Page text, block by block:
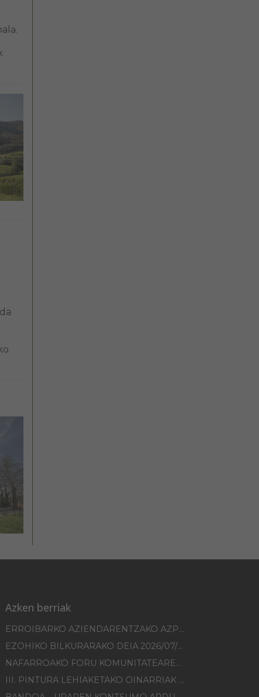
Azken berriak
ERROIBARKO AZIENDARENTZAKO AZPIEGITUREN HOBEKUNTZA 2025-2026 KANPAINA
EZOHIKO BILKURARAKO DEIA 2026/07/30
NAFARROAKO FORU KOMUNITATEAREN XXI. ERREMONTE PROFESIONALEKO TXAPELKETA
III. PINTURA LEHIAKETAKO OINARRIAK – ERROIBARKO EGUNA